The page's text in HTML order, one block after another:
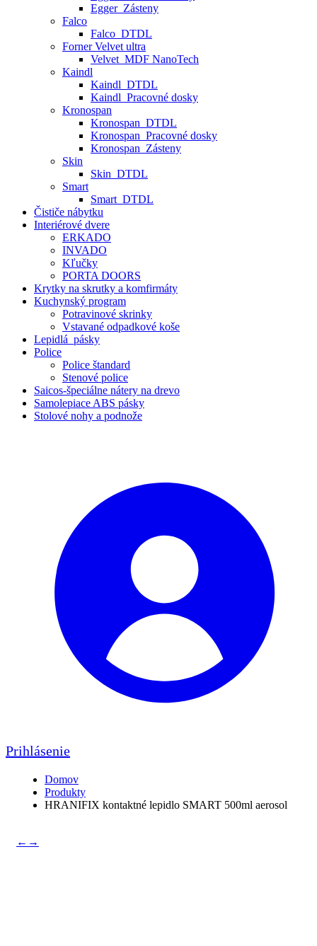
Egger_Zásteny
Falco
Falco_DTDL
Forner Velvet ultra
Velvet_MDF NanoTech
Kaindl
Kaindl_DTDL
Kaindl_Pracovné dosky
Kronospan
Kronospan_DTDL
Kronospan_Pracovné dosky
Kronospan_Zásteny
Skin
Skin_DTDL
Smart
Smart_DTDL
Čističe nábytku
Interiérové dvere
ERKADO
INVADO
Kľučky
PORTA DOORS
Krytky na skrutky a komfirmáty
Kuchynský program
Potravinové skrinky
Vstavané odpadkové koše
Lepidlá_pásky
Police
Police štandard
Stenové police
Saicos-špeciálne nátery na drevo
Samolepiace ABS pásky
Stolové nohy a podnože
Prihlásenie
Domov
Produkty
HRANIFIX kontaktné lepidlo SMART 500ml aerosol
← →